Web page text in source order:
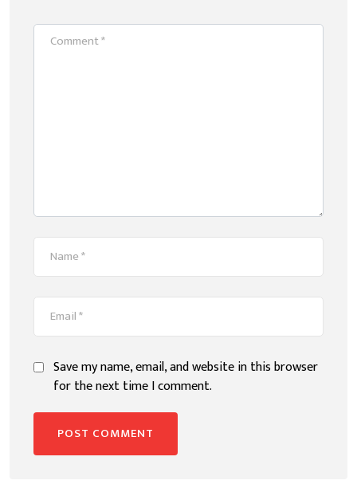
Save my name, email, and website in this browser
for the next time I comment.